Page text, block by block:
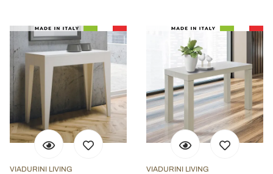
VIADURINI LIVING VIADURINI LIVING